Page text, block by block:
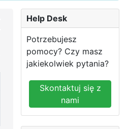
Help Desk
Potrzebujesz
pomocy? Czy masz
jakiekolwiek pytania?
Skontaktuj się z
nami